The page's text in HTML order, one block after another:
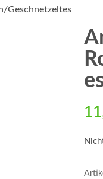
Geschnetzeltes